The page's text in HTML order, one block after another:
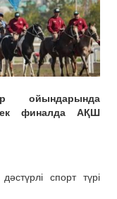
ойындарында
финалда АҚШ
спорт түрі